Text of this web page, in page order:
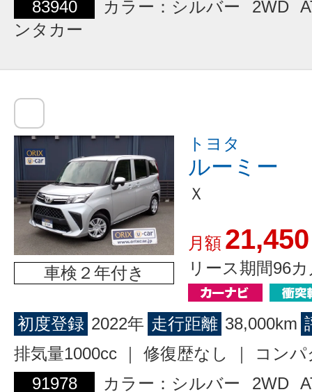
83940
カラー：シルバー 2WD
ンタカー
車検２年付き
トヨタ
ルーミー
Ｘ
月額 21,450
リース期間96
初度登録 2022年 走行距離 38,000km
排気量1000cc ｜ 修復歴なし ｜ コン
91978
カラー：シルバー 2WD